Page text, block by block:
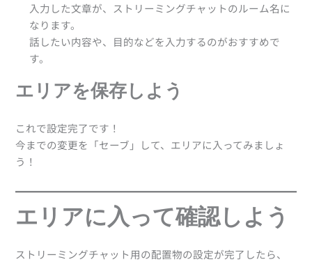
入力した文章が、ストリーミングチャットのルーム名に
なります。
話したい内容や、目的などを入力するのがおすすめで
す。
エリアを保存しよう
これで設定完了です！
今までの変更を「セーブ」して、エリアに入ってみましょ
う！
エリアに入って確認しよう
ストリーミングチャット用の配置物の設定が完了したら、